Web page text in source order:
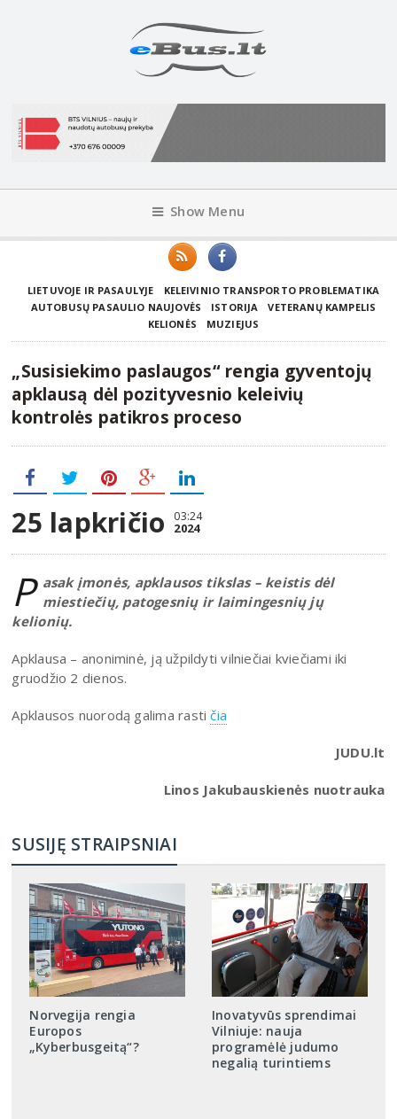
Show Menu
LIETUVOJE IR PASAULYJE
KELEIVINIO TRANSPORTO PROBLEMATIKA
AUTOBUSŲ PASAULIO NAUJOVĖS
ISTORIJA
VETERANŲ KAMPELIS
KELIONĖS
MUZIEJUS
„Susisiekimo paslaugos“ rengia gyventojų
apklausą dėl pozityvesnio keleivių
kontrolės patikros proceso
25 lapkričio 03:24
2024
P asak įmonės, apklausos tikslas – keistis dėl
miestiečių, patogesnių ir laimingesnių jų
kelionių.
Apklausa – anoniminė, ją užpildyti vilniečiai kviečiami iki
gruodžio 2 dienos.
Apklausos nuorodą galima rastičia
JUDU.lt
Linos Jakubauskienės nuotrauka
SUSIJĘ STRAIPSNIAI
Norvegija rengia
Europos
„Kyberbusgeitą“?
Inovatyvūs sprendimai
Vilniuje: nauja
programėlė judumo
negalią turintiems